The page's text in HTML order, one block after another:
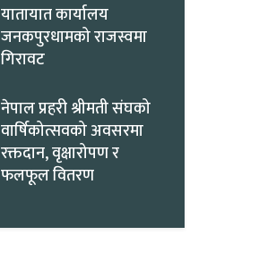
यातायात कार्यालय
जनकपुरधामको राजस्वमा
गिरावट
नेपाल प्रहरी श्रीमती संघको
वार्षिकोत्सवको अवसरमा
रक्तदान, वृक्षारोपण र
फलफूल वितरण